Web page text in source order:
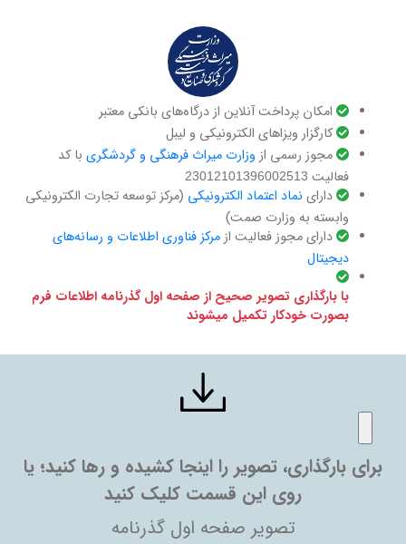
امکان پرداخت آنلاین از درگاه‌های بانکی معتبر
کارگزار ویزاهای الکترونیکی و لیبل
مجوز رسمی از وزارت میراث فرهنگی و گردشگری با کد
فعالیت 23012101396002513
دارای ‌ نماد اعتماد الکترونیکی (مرکز توسعه تجارت الکترونیکی
وابسته به وزارت صمت)
دارای مجوز فعالیت ازمرکز فناوری اطلاعات و رسانه‌های
دیجیتال
با بارگذاری تصویر صحیح از صفحه اول گذرنامه اطلاعات فرم
بصورت خودکار تکمیل میشوند
برای بارگذاری، تصویر را اینجا کشیده و رها کنید؛ یا
روی این قسمت کلیک کنید
تصویر صفحه اول گذرنامه